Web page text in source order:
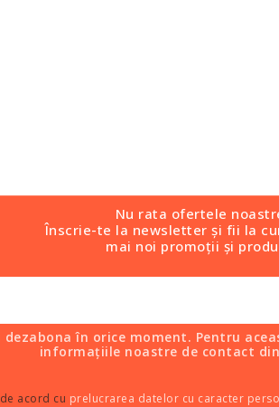
Nu rata ofertele
Înscrie-te la newsletter și fii la
mai noi promoții și
dezabona în orice moment. Pentru
informațiile noastre de contact
acord cu prelucrarea datelor cu caracter